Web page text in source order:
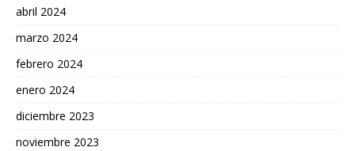
abril 2024
marzo 2024
febrero 2024
enero 2024
diciembre 2023
noviembre 2023